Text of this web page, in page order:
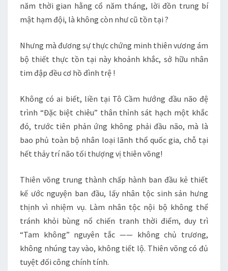
năm thời gian hằng cổ năm tháng, lời đồn trung bí
mật hạm đội, là không còn như cũ tồn tại ?
Nhưng mà đương sự thực chứng minh thiên vương ám
bộ thiết thực tồn tại này khoảnh khắc, sở hữu nhân
tim đập đều cơ hồ đình trệ !
Không có ai biết, liền tại Tô Cầm hướng đầu não đệ
trình “Đặc biệt chiêu” thân thỉnh sát hạch một khắc
đó, trước tiên phản ứng không phải đầu não, mà là
bao phủ toàn bộ nhân loại lãnh thổ quốc gia, chỗ tại
hết thảy trí não tối thượng vị thiên võng!
Thiên võng trung thành chấp hành ban đầu kẻ thiết
kế ước nguyện ban đầu, lấy nhân tộc sinh sản hưng
thịnh vì nhiệm vụ. Làm nhân tộc nội bộ không thể
tránh khỏi bùng nổ chiến tranh thời điểm, duy trì
“Tam không” nguyên tắc —— không chủ trương,
không nhúng tay vào, không tiết lộ. Thiên võng có đủ
tuyệt đối công chính tính.